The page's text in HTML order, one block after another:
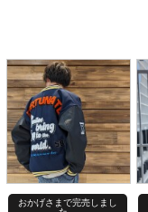
おかげさまで完売しまし